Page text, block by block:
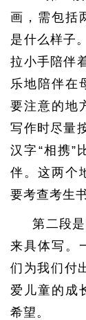
画，需包括
是什么样子
拉小手陪伴
乐地陪伴在
要注意的地
写作时尽量
汉字“相携”
伴。这两个
要考查考生
第二段
来具体写。
们为我们付
爱儿童的成
希望。